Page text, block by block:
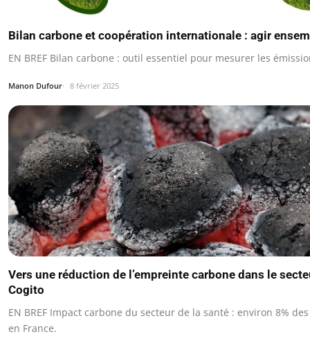
Bilan carbone et coopération internationale : agir
EN BREF Bilan carbone : outil essentiel pour mesurer les
Manon Dufour 8 février 2025
Vers une réduction de l’empreinte carbone dans le
Cogito
EN BREF Impact carbone du secteur de la santé : environ 8%
en France.